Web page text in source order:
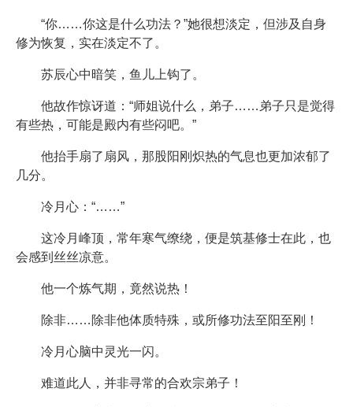
“你……你这是什么功法？”她很想淡定，但涉及自身
修为恢复，实在淡定不了。
苏辰心中暗笑，鱼儿上钩了。
他故作惊讶道：“师姐说什么，弟子……弟子只是觉得
有些热，可能是殿内有些闷吧。”
他抬手扇了扇风，那股阳刚炽热的气息也更加浓郁了
几分。
冷月心：“……”
这冷月峰顶，常年寒气缭绕，便是筑基修士在此，也
会感到丝丝凉意。
他一个炼气期，竟然说热！
除非……除非他体质特殊，或所修功法至阳至刚！
冷月心脑中灵光一闪。
难道此人，并非寻常的合欢宗弟子！